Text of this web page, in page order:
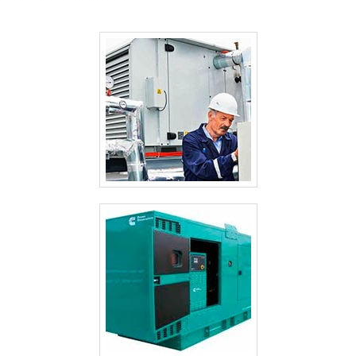
ALUGUEL GERADOR EMERGÊNCIA
ALUGUEL GERADOR DE ENERGIA VALOR
ALUGUEL GERADOR DE ENERGIA PREÇO
ALUGUEL GERADOR DE ENERGIA PREÇO GUARULHOS
ALUGUEL GERADOR CASAMENTO
ALUGUEL DE GRUPO GERADOR SÃO PAULO
ALUGUEL DE GRUPO DE GERADOR DE ENERGIA
ALUGUEL DE GERADORES PEQUENOS SP
ALUGUEL DE GERADORES PARA EVENTOS SÃO PAULO
ALUGUEL DE GERADORES DE ENERGIA A DIESEL SÃO PAULO
ALUGUEL DE GERADORES CAMPINAS
ALUGUEL DE GERADORES A DIESEL
ALUGUEL DE GERADOR GUARULHOS
ALUGUEL DE GERADOR DE ENERGIA VALOR
ALUGUEL DE GERADOR DE ENERGIA VALOR GUARULHOS